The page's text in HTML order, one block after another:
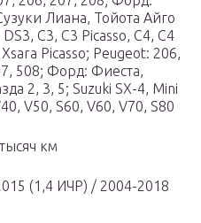
Лиана, Тойота Айго
C3, C3 Picasso, C4, C4
Picasso; Peugeot: 206,
508; Форд: Фиеста,
2, 3, 5; Suzuki SX-4, Mini
V50, S60, V60, V70, S80
км
(1,4 ИЧР) / 2004-2018